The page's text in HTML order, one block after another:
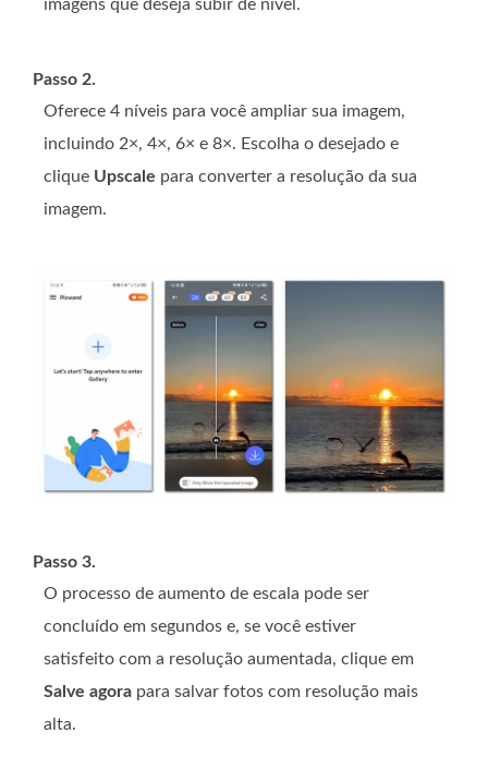
imagens que deseja subir de nível.
Passo 2.
Oferece 4 níveis para você ampliar sua imagem,
incluindo 2×, 4×, 6× e 8×. Escolha o desejado e
clique Upscale para converter a resolução da sua
imagem.
Passo 3.
O processo de aumento de escala pode ser
concluído em segundos e, se você estiver
satisfeito com a resolução aumentada, clique em
Salve agora para salvar fotos com resolução mais
alta.